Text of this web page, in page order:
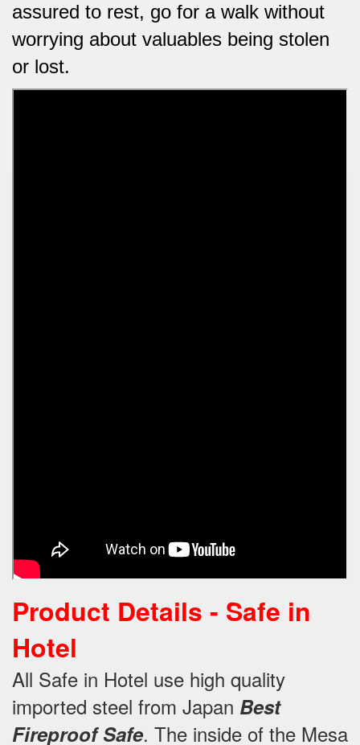
assured to rest, go for a walk without
worrying about valuables being stolen
or lost.
Product Details - Safe in
Hotel
All Safe in Hotel use high quality
imported steel from Japan Best
Fireproof Safe. The inside of the Mesa